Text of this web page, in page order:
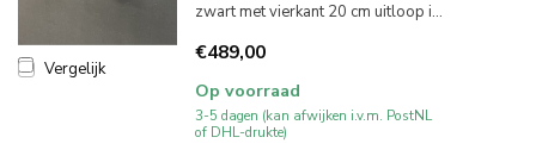
Vergelijk
zwart met vierkant 20 cm uitloop i...
€489,00
Op voorraad
3-5 dagen (kan afwijken i.v.m. PostNL
of DHL-drukte)